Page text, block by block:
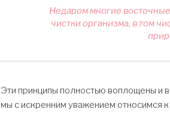
Недаром многие
чистки организма, в том
Эти принципы полностью воплощены и
мы с искренним уважением относимся